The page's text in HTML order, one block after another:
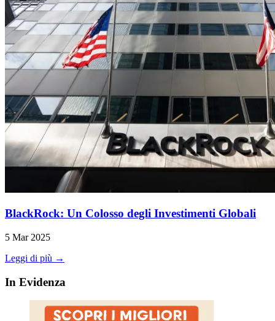
BlackRock: Un Colosso degli Investimenti Globali
5 Mar 2025
Leggi di più →
In Evidenza